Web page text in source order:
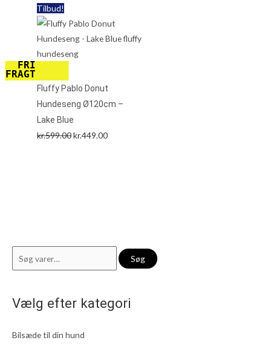
ø
e
t
Søg
Vælg efter kategori
Bilsæde til din hund
i
d
t
H
ø
e
Tilbud!
FRI
FRAGT
Fluffy Pablo Donut
Hundeseng Ø120cm –
Lake Blue
kr.599.00
oprindelige
pris
var:
kr.449.00
aktuelle
pris